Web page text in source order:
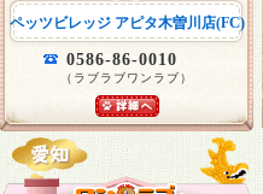
ペッツビレッジ アピタ木曽川店(FC)
0586-86-0010
（ラブラブワンラブ）